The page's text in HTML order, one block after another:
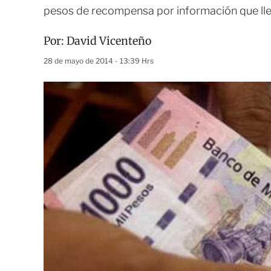
pesos de recompensa por información que
Por: David Vicenteño
28 de mayo de 2014 - 13:39 Hrs